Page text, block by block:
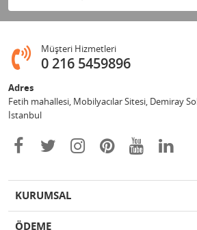
Müşteri Hizmetleri
0 216 5459896
Adres
Fetih mahallesi, Mobilyacılar Sitesi, Demiray
İstanbul
KURUMSAL
ÖDEME